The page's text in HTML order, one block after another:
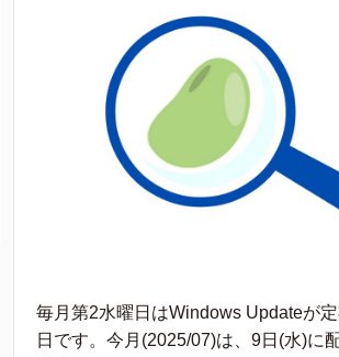
毎月第2水曜日はWindows Updateが
日です。今月(2025/07)は、9日(水)に